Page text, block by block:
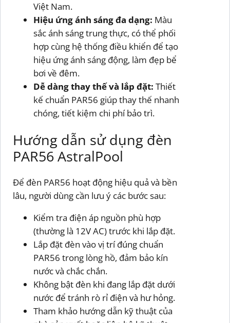
Việt Nam.
Hiệu ứng ánh sáng đa dạng: Màu
sắc ánh sáng trung thực, có thể phối
hợp cùng hệ thống điều khiển để tạo
hiệu ứng ánh sáng động, làm đẹp bể
bơi về đêm.
Dễ dàng thay thế và lắp đặt: Thiết
kế chuẩn PAR56 giúp thay thế nhanh
chóng, tiết kiệm chi phí bảo trì.
Hướng dẫn sử dụng đèn
PAR56 AstralPool
Để đèn PAR56 hoạt động hiệu quả và bền
lâu, người dùng cần lưu ý các bước sau:
Kiểm tra điện áp nguồn phù hợp
(thường là 12V AC) trước khi lắp đặt.
Lắp đặt đèn vào vị trí đúng chuẩn
PAR56 trong lòng hồ, đảm bảo kín
nước và chắc chắn.
Không bật đèn khi đang lắp đặt dưới
nước để tránh rò rỉ điện và hư hỏng.
Tham khảo hướng dẫn kỹ thuật của